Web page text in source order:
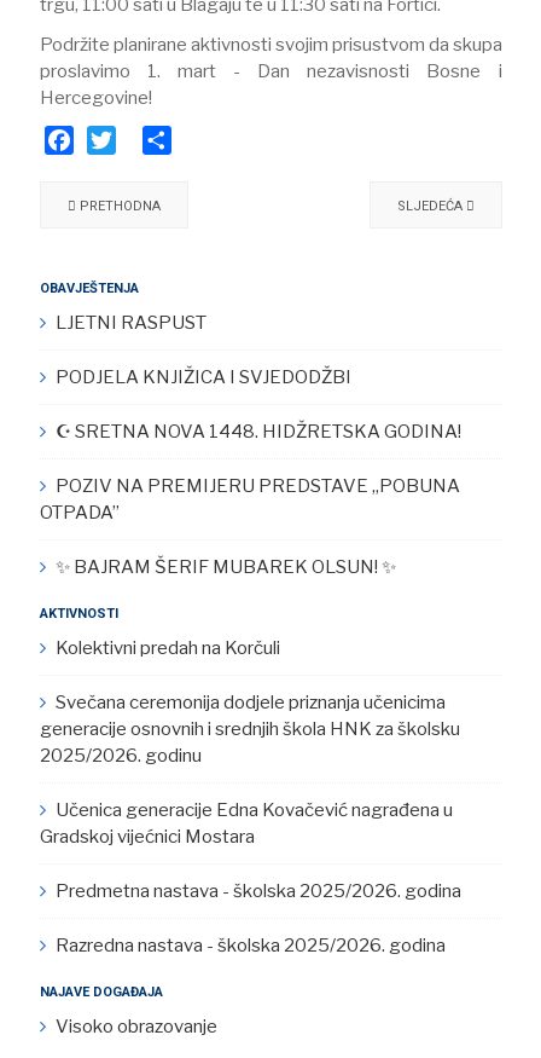
trgu, 11:00 sati u Blagaju te u 11:30 sati na Fortici.
Podržite planirane aktivnosti svojim prisustvom da skupa
proslavimo 1. mart - Dan nezavisnosti Bosne i
Hercegovine!
PRETHODNA SLJEDEĆA
OBAVJEŠTENJA
LJETNI RASPUST
PODJELA KNJIŽICA I SVJEDODŽBI
☪︎ SRETNA NOVA 1448. HIDŽRETSKA GODINA!
POZIV NA PREMIJERU PREDSTAVE „POBUNA
OTPADA”
✨ BAJRAM ŠERIF MUBAREK OLSUN! ✨
AKTIVNOSTI
Kolektivni predah na Korčuli
Svečana ceremonija dodjele priznanja učenicima
generacije osnovnih i srednjih škola HNK za školsku
2025/2026. godinu
Učenica generacije Edna Kovačević nagrađena u
Gradskoj vijećnici Mostara
Predmetna nastava - školska 2025/2026. godina
Razredna nastava - školska 2025/2026. godina
NAJAVE DOGAĐAJA
Visoko obrazovanje